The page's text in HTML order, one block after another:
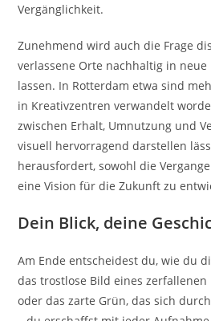
Vergänglichkeit.
Zunehmend wird auch die Frage
verlassene Orte nachhaltig in
lassen. In Rotterdam etwa sind
in Kreativzentren verwandelt
zwischen Erhalt, Umnutzung und
visuell hervorragend darstellen
herausfordert, sowohl die
eine Vision für die Zukunft zu
Dein Blick, deine
Am Ende entscheidest du, wie du
das trostlose Bild eines
oder das zarte Grün, das sich